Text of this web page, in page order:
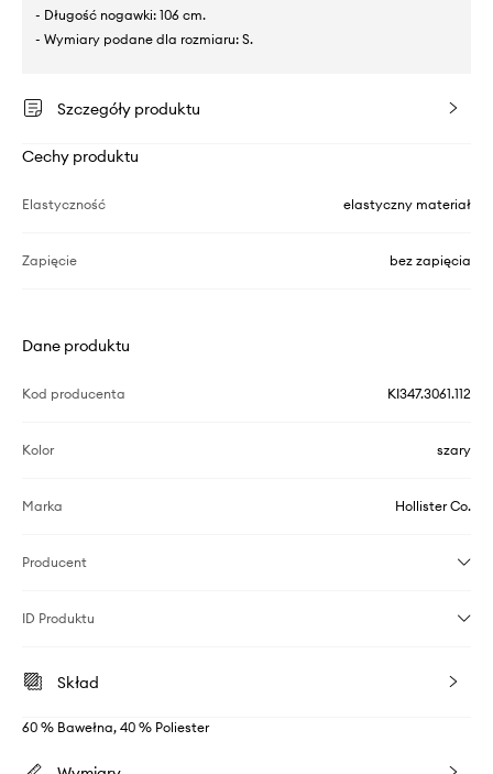
- Długość nogawki: 106 cm.
- Wymiary podane dla rozmiaru: S.
Szczegóły produktu
Cechy produktu
Elastyczność elastyczny materiał
Zapięcie bez zapięcia
Dane produktu
Kod producenta KI347.3061.112
Kolor szary
Marka Hollister Co.
Producent
ID Produktu
Skład
60 % Bawełna, 40 % Poliester